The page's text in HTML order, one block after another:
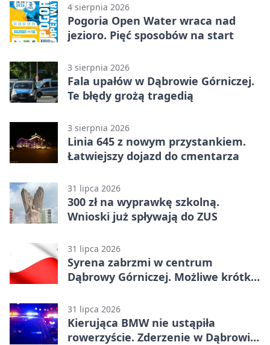
4 sierpnia 2026
Pogoria Open Water wraca nad
jezioro. Pięć sposobów na start
3 sierpnia 2026
Fala upałów w Dąbrowie Górniczej.
Te błędy grożą tragedią
3 sierpnia 2026
Linia 645 z nowym przystankiem.
Łatwiejszy dojazd do cmentarza
31 lipca 2026
300 zł na wyprawkę szkolną.
Wnioski już spływają do ZUS
31 lipca 2026
Syrena zabrzmi w centrum
Dąbrowy Górniczej. Możliwe krótkie
31 lipca 2026
Kierująca BMW nie ustąpiła
rowerzyście. Zderzenie w Dąbrowie